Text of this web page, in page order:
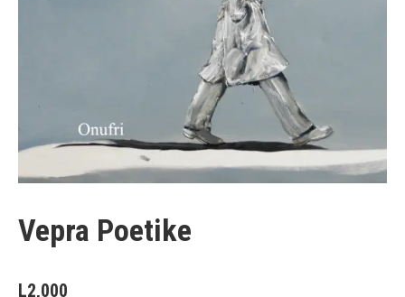
Vepra Poetike
L2,000